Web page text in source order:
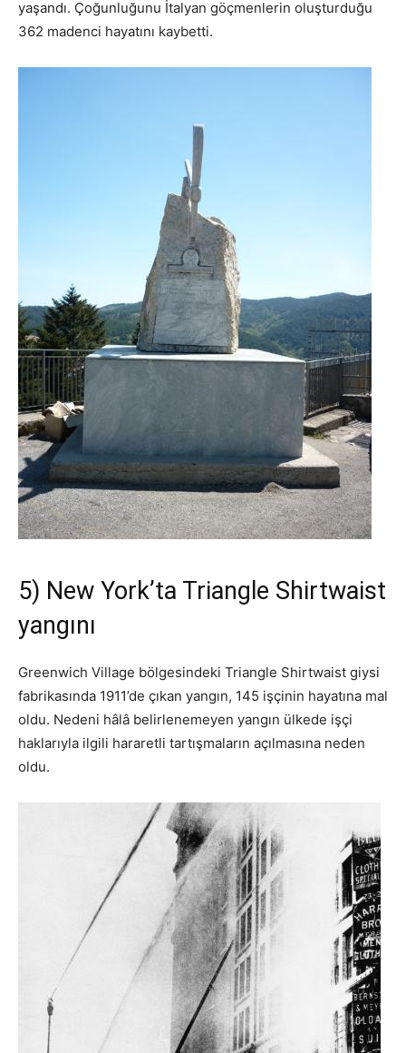
yaşandı. Çoğunluğunu İtalyan göçmenlerin oluşturduğu
362 madenci hayatını kaybetti.
5) New York’ta Triangle Shirtwaist
yangını
Greenwich Village bölgesindeki Triangle Shirtwaist giysi
fabrikasında 1911’de çıkan yangın, 145 işçinin hayatına mal
oldu. Nedeni hâlâ belirlenemeyen yangın ülkede işçi
haklarıyla ilgili hararetli tartışmaların açılmasına neden
oldu.